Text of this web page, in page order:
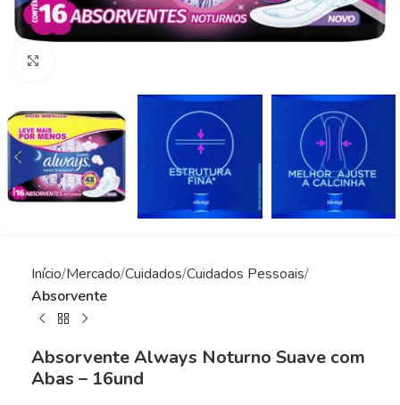
Início Mercado Cuidados Cuidados Pessoais
Absorvente
Absorvente Always Noturno Suave com
Abas – 16und